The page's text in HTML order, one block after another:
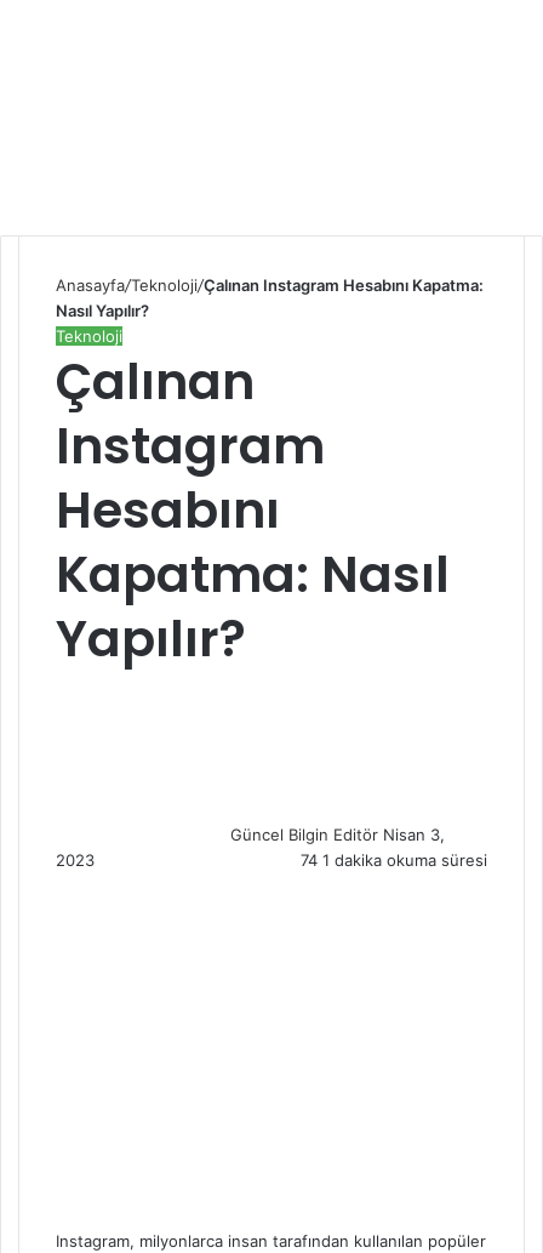
Anasayfa/Teknoloji/Çalınan Instagram Hesabını Kapatma:
Nasıl Yapılır?
Teknoloji
Çalınan
Instagram
Hesabını
Kapatma: Nasıl
Yapılır?
Güncel Bilgin Editör e
m
Nisan 3,
2023
74 1 dakika okuma süresi
Instagram, milyonlarca insan tarafından kullanılan popüler